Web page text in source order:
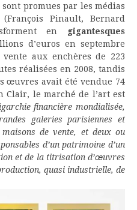
promues par les médias
Pinault, Bernard
en gigantesques
d’euros en septembre
vente aux enchères de 223
réalisées en 2008, tandis
œuvres avait été vendue 74
Clair, le marché de l’art est
financière mondialisée,
galeries parisiennes et
de vente, et deux ou
d’un patrimoine d’un
et de la titrisation d’œuvres
quasi industrielle, de